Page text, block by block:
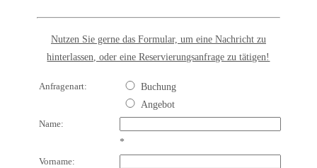
Nutzen Sie gerne das Formular, um eine Nachricht zu
hinterlassen, oder eine Reservierungsanfrage zu tätigen!
Anfragenart:
Buchung
Angebot
Name:
*
Vorname: